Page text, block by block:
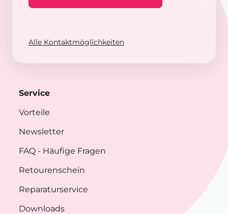
Alle Kontaktmöglichkeiten
Service
Vorteile
Newsletter
FAQ - Häufige Fragen
Retourenschein
Reparaturservice
Downloads